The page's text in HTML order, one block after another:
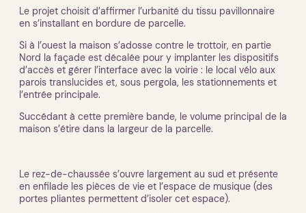
Le projet choisit d’affirmer l’urbanité du tissu pavillonnaire
en s’installant en bordure de parcelle.
Si à l’ouest la maison s’adosse contre le trottoir, en partie
Nord la façade est décalée pour y implanter les dispositifs
d’accès et gérer l’interface avec la voirie : le local vélo aux
parois translucides et, sous pergola, les stationnements et
l’entrée principale.
Succédant à cette première bande, le volume principal de la
maison s’étire dans la largeur de la parcelle.
Le rez-de-chaussée s’ouvre largement au sud et présente
en enfilade les pièces de vie et l’espace de musique (des
portes pliantes permettent d’isoler cet espace).